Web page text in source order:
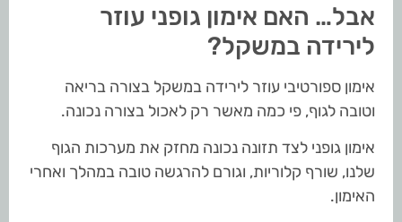
אבל… האם אימון גופני עוזר
לירידה במשקל?
אימון ספורטיבי עוזר לירידה במשקל בצורה בריאה
וטובה לגוף, פי כמה מאשר רק לאכול בצורה נכונה.
אימון גופני לצד תזונה נכונה מחזק את מערכות הגוף
שלנו, שורף קלוריות, וגורם להרגשה טובה במהלך ואחרי
האימון.